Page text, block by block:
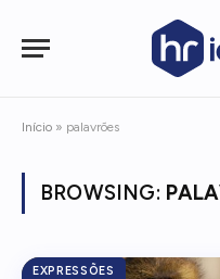
Início » palavrões
BROWSING:
EXPRESSÕES